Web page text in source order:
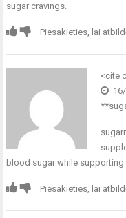
sugar cravings.
Piesakieties, lai
<cite
**
blood sugar while supporting
Piesakieties, lai